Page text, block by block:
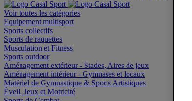
Voir toutes les catégories
Equipement multisport
Sports collectifs
Sports de raquettes
Musculation et Fitness
Sports outdoor
Aménagement extérieur - Stades, Aires de jeux
Aménagement intérieur - Gymnases et locaux
Matériel de Gymnastique & Sports Artistiques
Éveil, Jeux et Motricité